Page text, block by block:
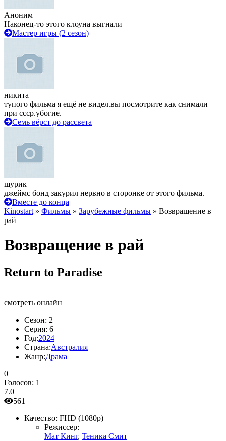
Аноним
Наконец-то этого клоуна выгнали
Мастер игры (2 сезон)
никита
тупого фильма я ещё не видел.вы посмотрите как снимали
при ссср.убогие.
Семь вёрст до рассвета
шурик
джеймс бонд закурил нервно в сторонке от этого фильма.
Вместе до конца
Kinostart » Фильмы » Зарубежные фильмы » Возвращение в
рай
Возвращение в рай
Return to Paradise
смотреть онлайн
Сезон: 2
Серия: 6
Год:2024
Страна:Австралия
Жанр:Драма
0
Голосов: 1
7.0
561
Качество: FHD (1080p)
Режиссер:
Мат Кинг, Теника Смит